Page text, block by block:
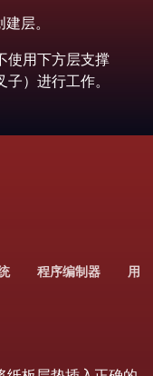
层。
使用下方层支撑
）进行工作。
程序编制器 用